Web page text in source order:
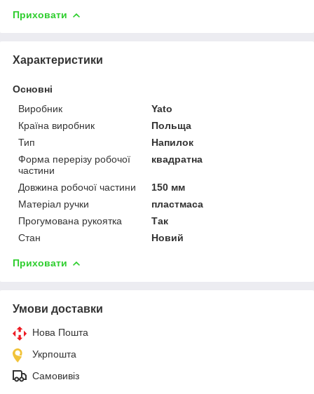
Приховати
Характеристики
Основні
Виробник
Yato
Країна виробник
Польща
Тип
Напилок
Форма перерізу робочої
частини
квадратна
Довжина робочої частини
150 мм
Матеріал ручки
пластмаса
Прогумована рукоятка
Так
Стан
Новий
Приховати
Умови доставки
Нова Пошта
Укрпошта
Самовивіз